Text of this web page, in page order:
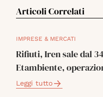
Articoli Correlati
IMPRESE & MERCATI
Rifiuti, Iren sale dal
Etambiente,
Leggi tutto